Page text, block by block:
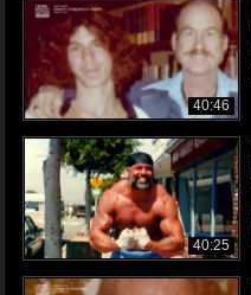
40:46
40:25